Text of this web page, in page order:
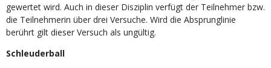
gewertet wird. Auch in dieser Disziplin verfügt der Teilnehmer bzw.
die Teilnehmerin über drei Versuche. Wird die Absprunglinie
berührt gilt dieser Versuch als ungültig.
Schleuderball